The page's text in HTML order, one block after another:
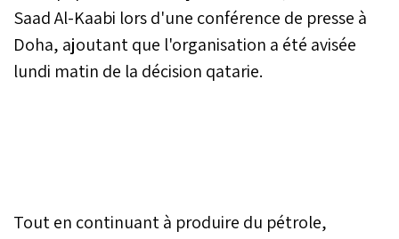
Saad Al-Kaabi lors d'une conférence de presse à
Doha, ajoutant que l'organisation a été avisée
lundi matin de la décision qatarie.
Tout en continuant à produire du pétrole,